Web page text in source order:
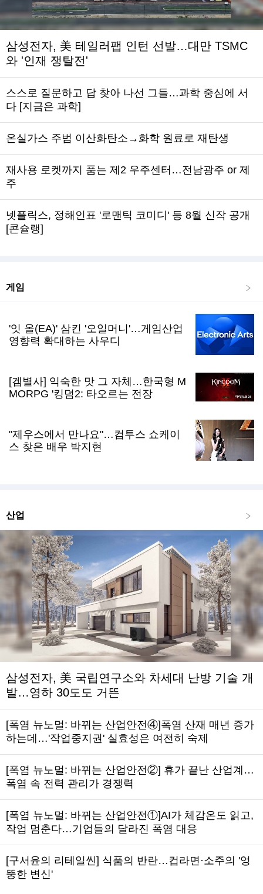
삼성전자, 美 테일러팹 인턴 선발…대만 TSMC
와 '인재 쟁탈전'
스스로 질문하고 답 찾아 나선 그들…과학 중심에 서
다 [지금은 과학]
온실가스 주범 이산화탄소→화학 원료로 재탄생
재사용 로켓까지 품는 제2 우주센터…전남광주 or 제
주
넷플릭스, 정해인표 '로맨틱 코미디' 등 8월 신작 공개
[콘슐랭]
게임
'잇 올(EA)' 삼킨 '오일머니'…게임산업
영향력 확대하는 사우디
[겜별사] 익숙한 맛 그 자체…한국형 M
MORPG '킹덤2: 타오르는 전장
"제우스에서 만나요"…컴투스 쇼케이
스 찾은 배우 박지현
산업
삼성전자, 美 국립연구소와 차세대 난방 기술 개
발…영하 30도도 거뜬
[폭염 뉴노멀: 바뀌는 산업안전④]폭염 산재 매년 증가
하는데…'작업중지권' 실효성은 여전히 숙제
[폭염 뉴노멀: 바뀌는 산업안전②] 휴가 끝난 산업계…
폭염 속 전력 관리가 경쟁력
[폭염 뉴노멀: 바뀌는 산업안전①]AI가 체감온도 읽고,
작업 멈춘다…기업들의 달라진 폭염 대응
[구서윤의 리테일씬] 식품의 반란…컵라면·소주의 '엉
뚱한 변신'